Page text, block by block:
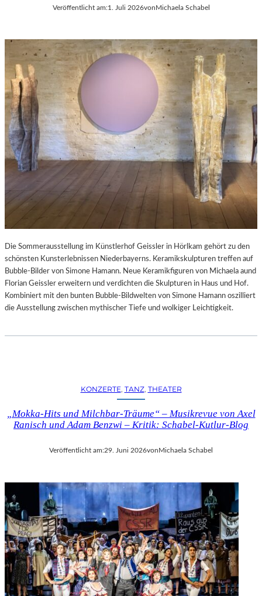
Veröffentlicht am:1. Juli 2026vonMichaela Schabel
Die Sommerausstellung im Künstlerhof Geissler in Hörlkam gehört zu den
schönsten Kunsterlebnissen Niederbayerns. Keramikskulpturen treffen auf
Bubble-Bilder von Simone Hamann. Neue Keramikfiguren von Michaela aund
Florian Geissler erweitern und verdichten die Skulpturen in Haus und Hof.
Kombiniert mit den bunten Bubble-Bildwelten von Simone Hamann oszilliert
die Ausstellung zwischen mythischer Tiefe und wolkiger Leichtigkeit.
KONZERTE, TANZ, THEATER
„Mokka-Hits und Milchbar-Träume“ – Musikrevue von Axel
Ranisch und Adam Benzwi – Kritik: Schabel-Kutlur-Blog
Veröffentlicht am:29. Juni 2026von Michaela Schabel